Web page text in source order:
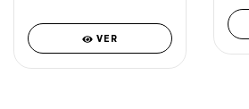
VER